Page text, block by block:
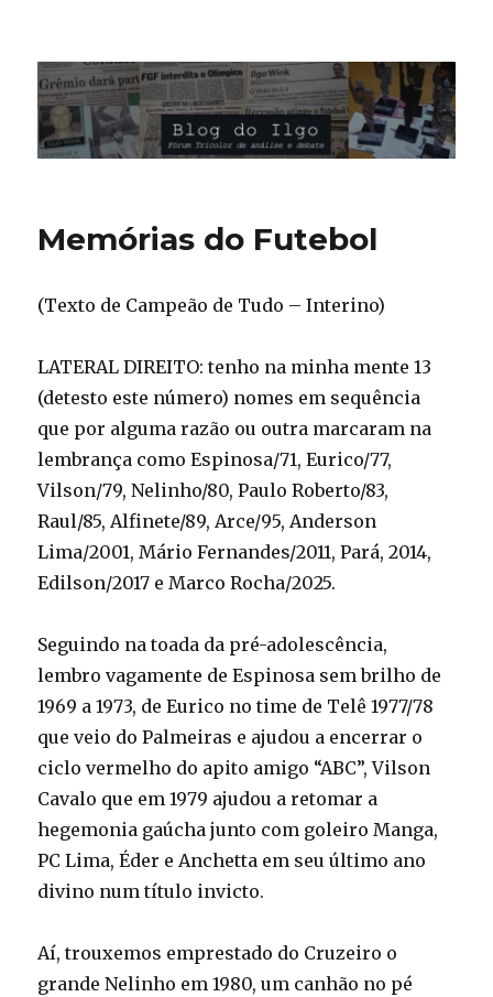
Blog do Ilgo Wink
Memórias do Futebol
(Texto de Campeão de Tudo – Interino)
LATERAL DIREITO: tenho na minha mente 13
(detesto este número) nomes em sequência
que por alguma razão ou outra marcaram na
lembrança como Espinosa/71, Eurico/77,
Vilson/79, Nelinho/80, Paulo Roberto/83,
Raul/85, Alfinete/89, Arce/95, Anderson
Lima/2001, Mário Fernandes/2011, Pará, 2014,
Edilson/2017 e Marco Rocha/2025.
Seguindo na toada da pré-adolescência,
lembro vagamente de Espinosa sem brilho de
1969 a 1973, de Eurico no time de Telê 1977/78
que veio do Palmeiras e ajudou a encerrar o
ciclo vermelho do apito amigo “ABC”, Vilson
Cavalo que em 1979 ajudou a retomar a
hegemonia gaúcha junto com goleiro Manga,
PC Lima, Éder e Anchetta em seu último ano
divino num título invicto.
Aí, trouxemos emprestado do Cruzeiro o
grande Nelinho em 1980, um canhão no pé